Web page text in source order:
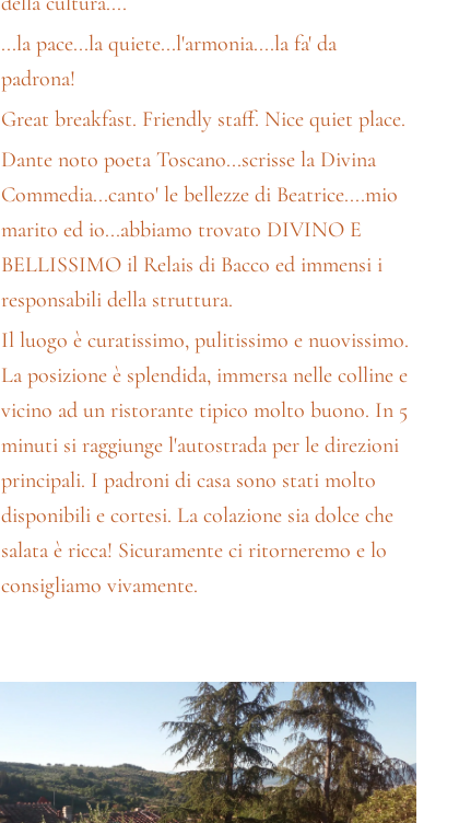
...la pace...la quiete...l'armonia....la fa' da
padrona!
Great breakfast. Friendly staff. Nice quiet place.
Dante noto poeta Toscano...scrisse la Divina
Commedia...canto' le bellezze di Beatrice....mio
marito ed io...abbiamo trovato DIVINO E
BELLISSIMO il Relais di Bacco ed immensi i
responsabili della struttura.
Il luogo è curatissimo, pulitissimo e nuovissimo.
La posizione è splendida, immersa nelle colline e
vicino ad un ristorante tipico molto buono. In 5
minuti si raggiunge l'autostrada per le direzioni
principali. I padroni di casa sono stati molto
disponibili e cortesi. La colazione sia dolce che
salata è ricca! Sicuramente ci ritorneremo e lo
consigliamo vivamente.